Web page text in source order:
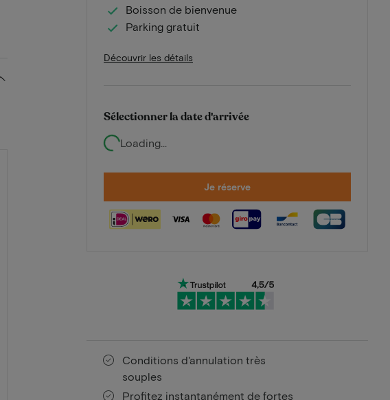
Boisson de bienvenue
Parking gratuit
Découvrir les détails
Sélectionner la date d'arrivée
Loading...
Je réserve
Conditions d'annulation très
souples
Profitez instantanément de fortes